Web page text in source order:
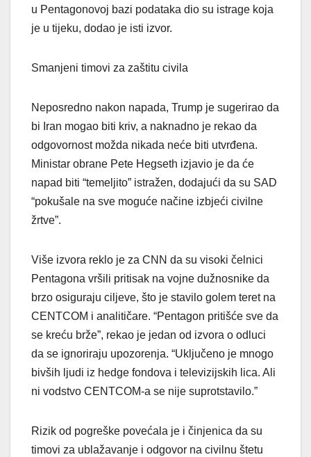
u Pentagonovoj bazi podataka dio su istrage koja
je u tijeku, dodao je isti izvor.
Smanjeni timovi za zaštitu civila
Neposredno nakon napada, Trump je sugerirao da
bi Iran mogao biti kriv, a naknadno je rekao da
odgovornost možda nikada neće biti utvrđena.
Ministar obrane Pete Hegseth izjavio je da će
napad biti “temeljito” istražen, dodajući da su SAD
“pokušale na sve moguće načine izbjeći civilne
žrtve”.
Više izvora reklo je za CNN da su visoki čelnici
Pentagona vršili pritisak na vojne dužnosnike da
brzo osiguraju ciljeve, što je stavilo golem teret na
CENTCOM i analitičare. “Pentagon pritišće sve da
se kreću brže”, rekao je jedan od izvora o odluci
da se ignoriraju upozorenja. “Uključeno je mnogo
bivših ljudi iz hedge fondova i televizijskih lica. Ali
ni vodstvo CENTCOM-a se nije suprotstavilo.”
Rizik od pogreške povećala je i činjenica da su
timovi za ublažavanje i odgovor na civilnu štetu